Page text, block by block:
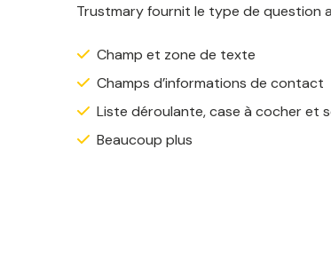
Trustmary fournit le type de question
Champ et zone de texte
Champs d’informations de contact
Liste déroulante, case à cocher et
Beaucoup plus